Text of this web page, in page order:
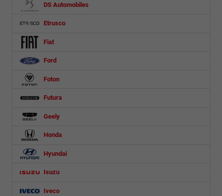
DS Automobiles
Etrusco
Fiat
Ford
Foton
Futura
Geely
Honda
Hyundai
Isuzu
Iveco